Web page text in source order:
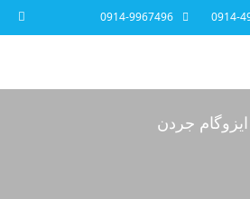
0914-
0914-9967496
ایزوگام جردن